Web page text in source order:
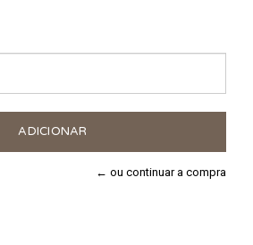
← ou continuar a compra